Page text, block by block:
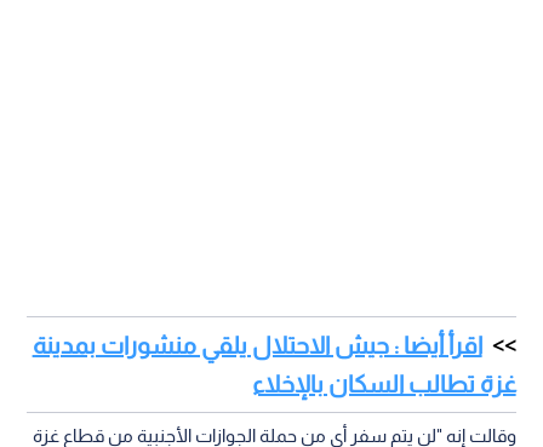
اقرأ أيضا : جيش الاحتلال يلقي منشورات بمدينة
غزة تطالب السكان بالإخلاء
وقالت إنه "لن يتم سفر أي من حملة الجوازات الأجنبية من قطاع غزة